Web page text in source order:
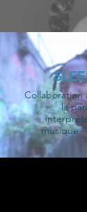
Collaboration
la
musique